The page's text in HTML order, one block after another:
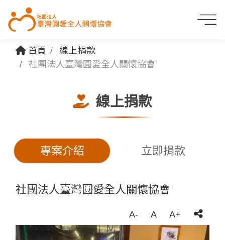
首頁
線上捐款
社團法人臺灣圓愛全人關懷協會
線上捐款
專案介紹 立即捐款
社團法人臺灣圓愛全人關懷協會
A- A A+